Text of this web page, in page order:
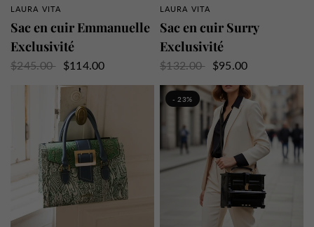
APERÇU RAPIDE
LAURA VITA
Sac en cuir Emmanuelle
Exclusivité
$245.00 $114.00
APERÇU RAPIDE
LAURA VITA
Sac en cuir Surry
Exclusivité
$132.00 $95.00
- 23%